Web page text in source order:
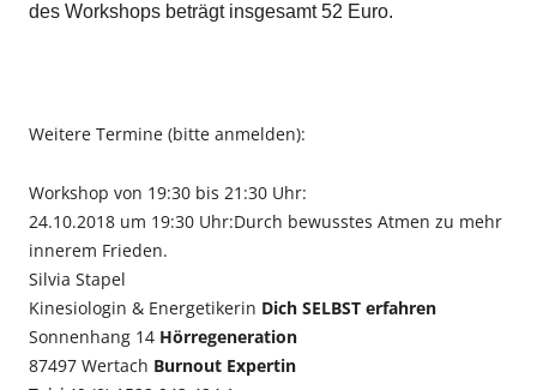
des Workshops beträgt insgesamt 52 Euro.
Weitere Termine (bitte anmelden):
Workshop von 19:30 bis 21:30 Uhr:
24.10.2018 um 19:30 Uhr:Durch bewusstes Atmen zu mehr
innerem Frieden.
Silvia Stapel
Kinesiologin & Energetikerin Dich SELBST erfahren
Sonnenhang 14 Hörregeneration
87497 Wertach Burnout Expertin